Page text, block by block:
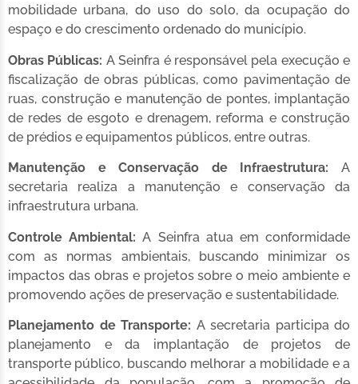
mobilidade urbana, do uso do solo, da ocupação do
espaço e do crescimento ordenado do município.
Obras Públicas: A Seinfra é responsável pela execução e
fiscalização de obras públicas, como pavimentação de
ruas, construção e manutenção de pontes, implantação
de redes de esgoto e drenagem, reforma e construção
de prédios e equipamentos públicos, entre outras.
Manutenção e Conservação de Infraestrutura: A
secretaria realiza a manutenção e conservação da
infraestrutura urbana.
Controle Ambiental: A Seinfra atua em conformidade
com as normas ambientais, buscando minimizar os
impactos das obras e projetos sobre o meio ambiente e
promovendo ações de preservação e sustentabilidade.
Planejamento de Transporte: A secretaria participa do
planejamento e da implantação de projetos de
transporte público, buscando melhorar a mobilidade e a